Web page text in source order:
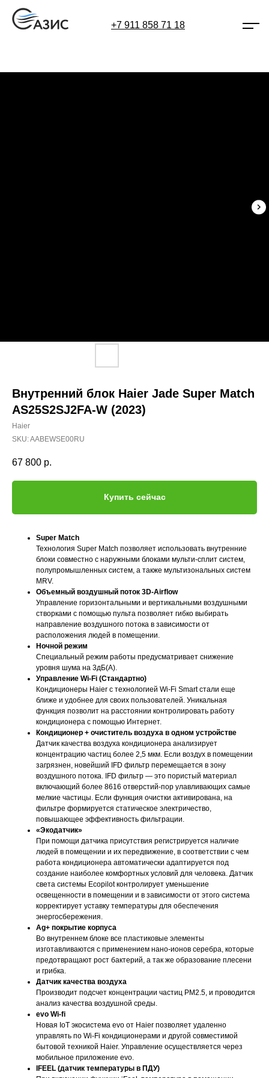
+7 911 858 71 18
Внутренний блок Haier Jade Super Match
AS25S2SJ2FA-W (2023)
Haier
SKU:AABEWSE00RU
67 800 р.
Купить сейчас
Super Match
Технология Super Match позволяет использовать внутренние
блоки совместно с наружными блоками мульти-сплит систем,
полупромышленных систем, а также мультизональных систем
MRV.
Объемный воздушный поток 3D-Airflow
Управление горизонтальными и вертикальными воздушными
створками с помощью пульта позволяет гибко выбирать
направление воздушного потока в зависимости от
расположения людей в помещении.
Ночной режим
Специальный режим работы предусматривает снижение
уровня шума на 3дБ(А).
Управление Wi-Fi (Стандартно)
Кондиционеры Haier с технологией Wi-Fi Smart стали еще
ближе и удобнее для своих пользователей. Уникальная
функция позволит на расстоянии контролировать работу
кондиционера с помощью Интернет.
Кондиционер + очиститель воздуха в одном устройстве
Датчик качества воздуха кондиционера анализирует
концентрацию частиц более 2,5 мкм. Если воздух в помещении
загрязнен, новейший IFD фильтр перемещается в зону
воздушного потока. IFD фильтр — это пористый материал
включающий более 8616 отверстий-пор улавливающих самые
мелкие частицы. Если функция очистки активирована, на
фильтре формируется статическое электричество,
повышающее эффективность фильтрации.
«Экодатчик»
При помощи датчика присутствия регистрируется наличие
людей в помещении и их передвижение, в соответствии с чем
работа кондиционера автоматически адаптируется под
создание наиболее комфортных условий для человека. Датчик
света системы Ecopilot контролирует уменьшение
освещенности в помещении и в зависимости от этого система
корректирует уставку температуры для обеспечения
энергосбережения.
Ag+ покрытие корпуса
Во внутреннем блоке все пластиковые элементы
изготавливаются с применением нано-ионов серебра, которые
предотвращают рост бактерий, а так же образование плесени
и грибка.
Датчик качества воздуха
Производит подсчет концентрации частиц PM2.5, и проводится
анализ качества воздушной среды.
evo Wi-fi
Новая IoT экосистема evo от Haier позволяет удаленно
управлять по Wi-Fi кондиционерами и другой совместимой
бытовой техникой Haier. Управление осуществляется через
мобильное приложение evo.
IFEEL (датчик температуры в ПДУ)